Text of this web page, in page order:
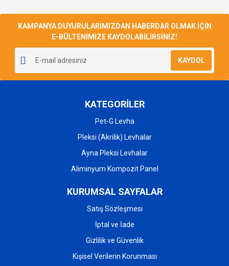
KAMPANYA DUYURULARIMIZDAN HABERDAR OLMAK İÇİN
E-BÜLTENİMİZE KAYDOLABİLİRSİNİZ!
KAYDOL
KATEGORİLER
Pet-G Levha
Pleksi (Akrilik) Levhalar
Ayna Pleksi Levhalar
Aliminyum Kompozit Panel
KURUMSAL SAYFALAR
Satış Sözleşmesi
İptal ve İade
Gizlilik ve Güvenlik
Kişisel Verilerin Korunması